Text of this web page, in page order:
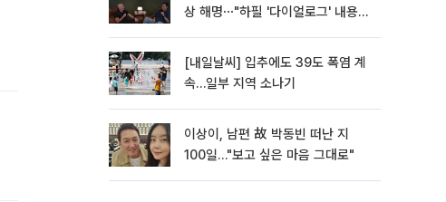
상 해명⋯"하필 '다이얼로그' 내용이
[내일날씨] 입추에도 39도 폭염 계
속…일부 지역 소나기
이상이, 남편 故 박동빈 떠난 지
100일…"보고 싶은 마음 그대로"